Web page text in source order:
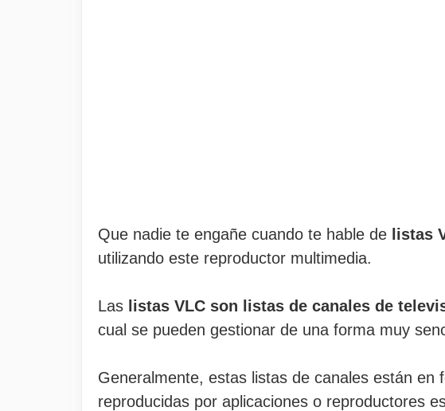
Que nadie te engañe cuando te hable de listas
utilizando este reproductor multimedia.
Las listas VLC son listas de canales de
cual se pueden gestionar de una forma muy
Generalmente, estas listas de canales están en
reproducidas por aplicaciones o reproductores